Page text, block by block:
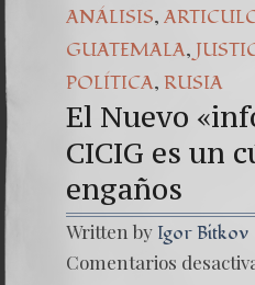
ANÁLISIS,
GUATEMALA,
POLÍTICA, RUSIA
El Nuevo
CICIG es un
engaños
Written by Igor Bitkov
Comentarios